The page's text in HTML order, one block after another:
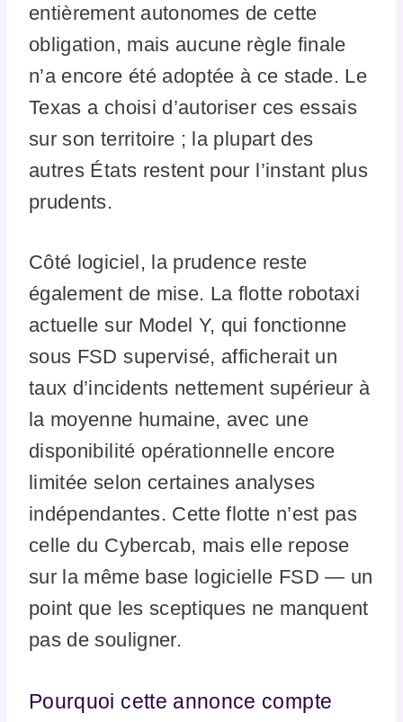
entièrement autonomes de cette
obligation, mais aucune règle finale
n’a encore été adoptée à ce stade. Le
Texas a choisi d’autoriser ces essais
sur son territoire ; la plupart des
autres États restent pour l’instant plus
prudents.
Côté logiciel, la prudence reste
également de mise. La flotte robotaxi
actuelle sur Model Y, qui fonctionne
sous FSD supervisé, afficherait un
taux d’incidents nettement supérieur à
la moyenne humaine, avec une
disponibilité opérationnelle encore
limitée selon certaines analyses
indépendantes. Cette flotte n’est pas
celle du Cybercab, mais elle repose
sur la même base logicielle FSD — un
point que les sceptiques ne manquent
pas de souligner.
Pourquoi cette annonce compte